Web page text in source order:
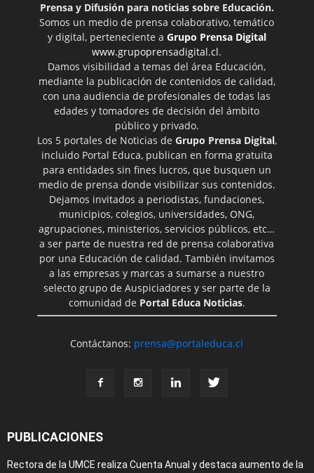
Prensa y Difusión para noticias sobre Educación.
Somos un medio de prensa colaborativo, temático
y digital, perteneciente a Grupo Prensa Digital
www.grupoprensadigital.cl.
Damos visibilidad a temas del área Educación,
mediante la publicación de contenidos de calidad,
con una audiencia de profesionales de todas las
edades y tomadores de decisión del ámbito
público y privado.
Los 5 portales de Noticias de Grupo Prensa Digital,
incluido Portal Educa, publican en forma gratuita
para entidades sin fines lucros, que busquen un
medio de prensa donde visibilizar sus contenidos.
Dejamos invitados a periodistas, fundaciones,
municipios, colegios, universidades, ONG,
agrupaciones, ministerios, servicios públicos, etc…
a ser parte de nuestra red de prensa colaborativa
por una Educación de calidad. También invitamos
a las empresas y marcas a sumarse a nuestro
selecto grupo de Auspiciadores y ser parte de la
comunidad de Portal Educa Noticias.
Contáctanos: prensa@portaleduca.cl
PUBLICACIONES
Rectora de la UMCE realiza Cuenta Anual y destaca aumento de la